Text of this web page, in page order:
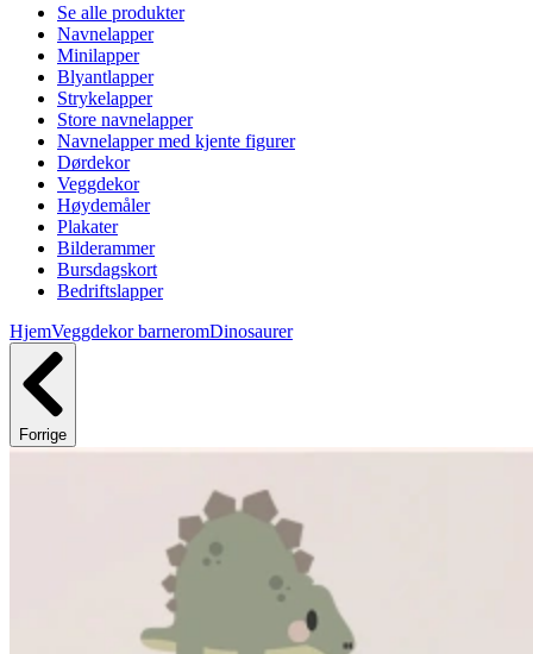
Se alle produkter
Navnelapper
Minilapper
Blyantlapper
Strykelapper
Store navnelapper
Navnelapper med kjente figurer
Dørdekor
Veggdekor
Høydemåler
Plakater
Bilderammer
Bursdagskort
Bedriftslapper
HjemVeggdekor barneromDinosaurer
Forrige